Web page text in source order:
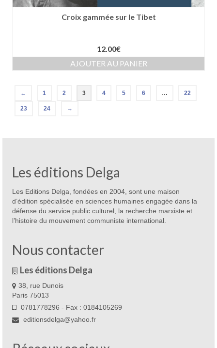
Croix gammée sur le Tibet
12.00€
AJOUTER AU PANIER
← 1 2 3 4 5 6 … 22
23 24 →
Les éditions Delga
Les Editions Delga, fondées en 2004, sont une maison
d’édition spécialisée en sciences humaines engagée dans la
défense du service public culturel, la recherche marxiste et
l’histoire du mouvement communiste international.
Nous contacter
Les éditions Delga
38, rue Dunois
Paris 75013
0781778296 - Fax : 0184105269
editionsdelga@yahoo.fr